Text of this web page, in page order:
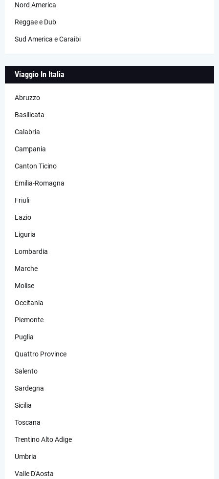
Nord America
Reggae e Dub
Sud America e Caraibi
Viaggio In Italia
Abruzzo
Basilicata
Calabria
Campania
Canton Ticino
Emilia-Romagna
Friuli
Lazio
Liguria
Lombardia
Marche
Molise
Occitania
Piemonte
Puglia
Quattro Province
Salento
Sardegna
Sicilia
Toscana
Trentino Alto Adige
Umbria
Valle D'Aosta